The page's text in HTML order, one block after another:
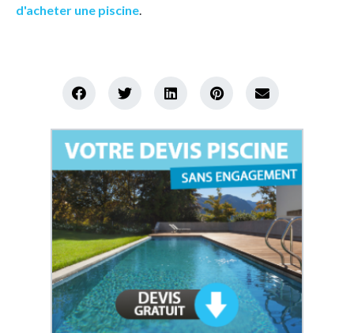
d'acheter une piscine.